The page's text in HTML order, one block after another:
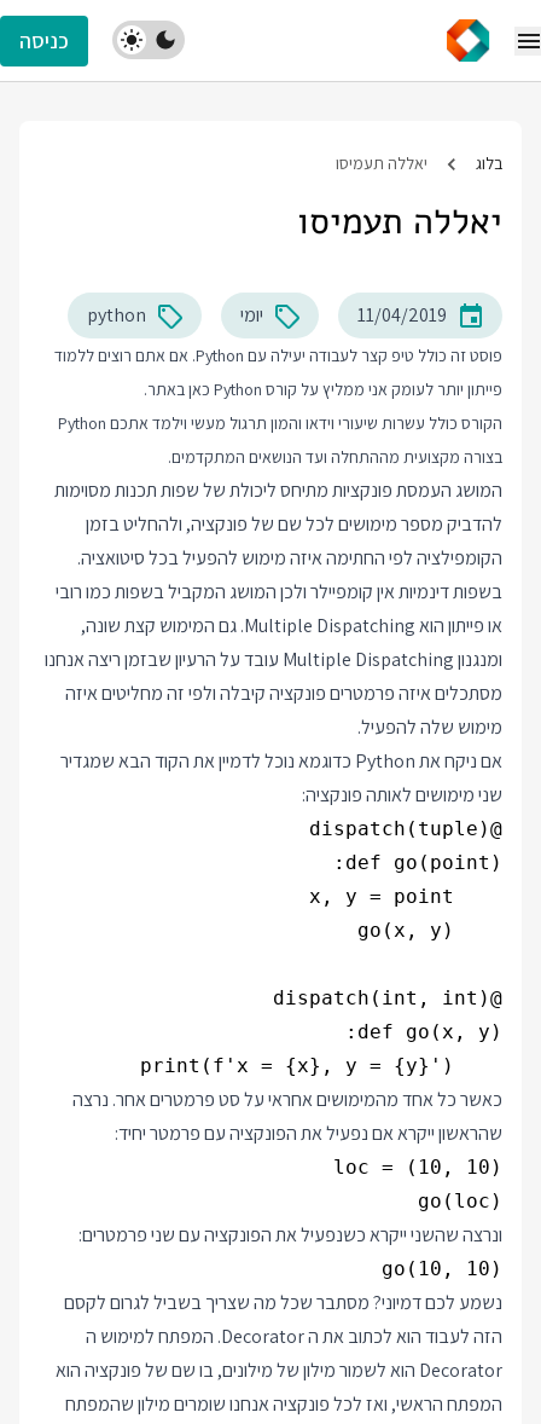
כניסה
בלוג יאללה תעמיסו
יאללה תעמיסו
11/04/2019 יומי python
פוסט זה כולל טיפ קצר לעבודה יעילה עם Python. אם אתם רוצים ללמוד
פייתון יותר לעומק אני ממליץ על קורס Python
כאן באתר.
הקורס כולל עשרות שיעורי וידאו והמון תרגול מעשי וילמד אתכם Python
בצורה מקצועית מההתחלה ועד הנושאים המתקדמים.
המושג העמסת פונקציות מתיחס ליכולת של שפות תכנות מסוימות
להדביק מספר מימושים לכל שם של פונקציה, ולהחליט בזמן
הקומפילציה לפי החתימה איזה מימוש להפעיל בכל סיטואציה.
בשפות דינמיות אין קומפיילר ולכן המושג המקביל בשפות כמו רובי
או פייתון הוא Multiple Dispatching. גם המימוש קצת שונה,
ומנגנון Multiple Dispatching עובד על הרעיון שבזמן ריצה אנחנו
מסתכלים איזה פרמטרים פונקציה קיבלה ולפי זה מחליטים איזה
מימוש שלה להפעיל.
אם ניקח את Python כדוגמא נוכל לדמיין את הקוד הבא שמגדיר
שני מימושים לאותה פונקציה:
כאשר כל אחד מהמימושים אחראי על סט פרמטרים אחר. נרצה
שהראשון ייקרא אם נפעיל את הפונקציה עם פרמטר יחיד:
go(loc)
ונרצה שהשני ייקרא כשנפעיל את הפונקציה עם שני פרמטרים:
go(10, 10)
נשמע לכם דמיוני? מסתבר שכל מה שצריך בשביל לגרום לקסם
הזה לעבוד הוא לכתוב את ה Decorator. המפתח למימוש ה
Decorator הוא לשמור מילון של מילונים, בו שם של פונקציה הוא
המפתח הראשי, ואז לכל פונקציה אנחנו שומרים מילון שהמפתח